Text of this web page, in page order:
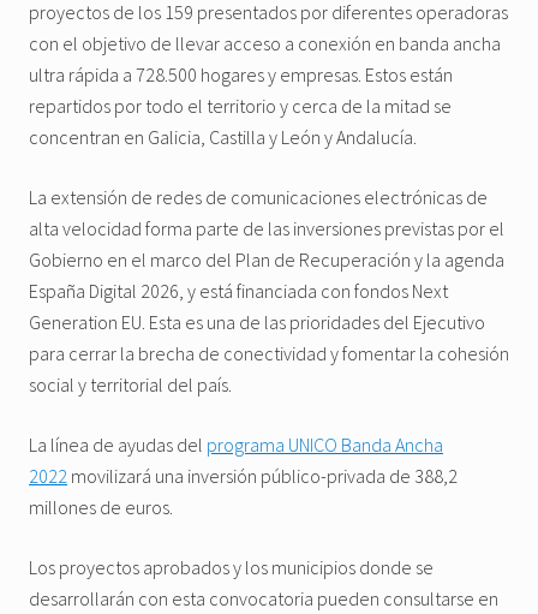
proyectos de los 159 presentados por diferentes operadoras
con el objetivo de llevar acceso a conexión en banda ancha
ultra rápida a 728.500 hogares y empresas. Estos están
repartidos por todo el territorio y cerca de la mitad se
concentran en Galicia, Castilla y León y Andalucía.
La extensión de redes de comunicaciones electrónicas de
alta velocidad forma parte de las inversiones previstas por el
Gobierno en el marco del Plan de Recuperación y la agenda
España Digital 2026, y está financiada con fondos Next
Generation EU. Esta es una de las prioridades del Ejecutivo
para cerrar la brecha de conectividad y fomentar la cohesión
social y territorial del país.
La línea de ayudas del programa UNICO Banda Ancha
2022 movilizará una inversión público-privada de 388,2
millones de euros.
Los proyectos aprobados y los municipios donde se
desarrollarán con esta convocatoria pueden consultarse en